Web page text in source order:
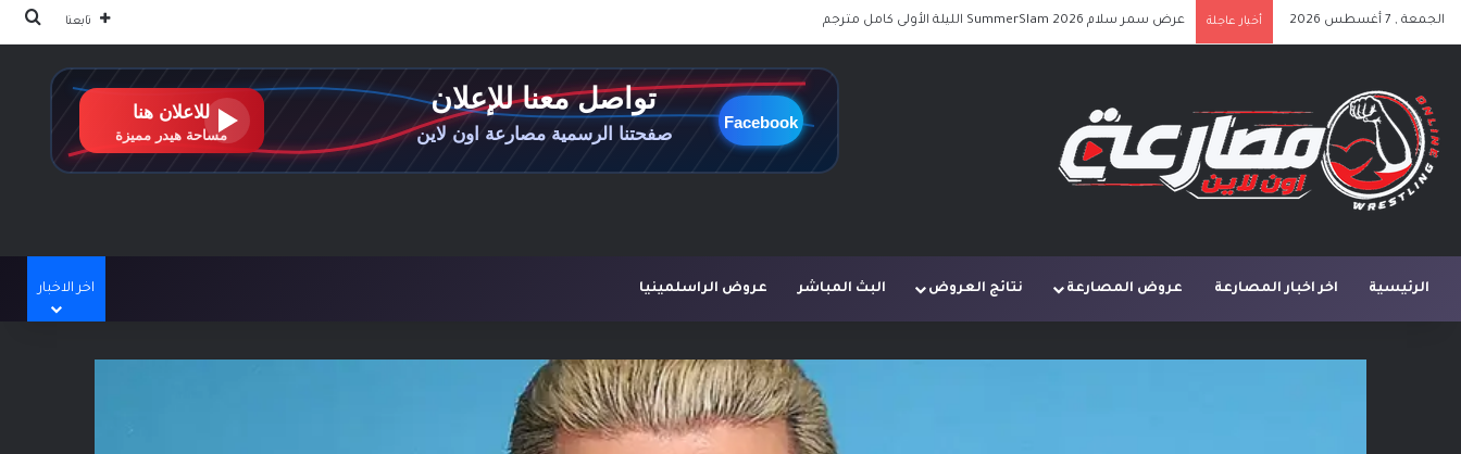
الجمعة , 7 أغسطس 2026 أخبار عاجلة تابعنا
الرئيسية اخر اخبار المصارعة عروض المصارعة نتائج العروض البث المباشر عروض الراسلمينيا اخر الاخبار